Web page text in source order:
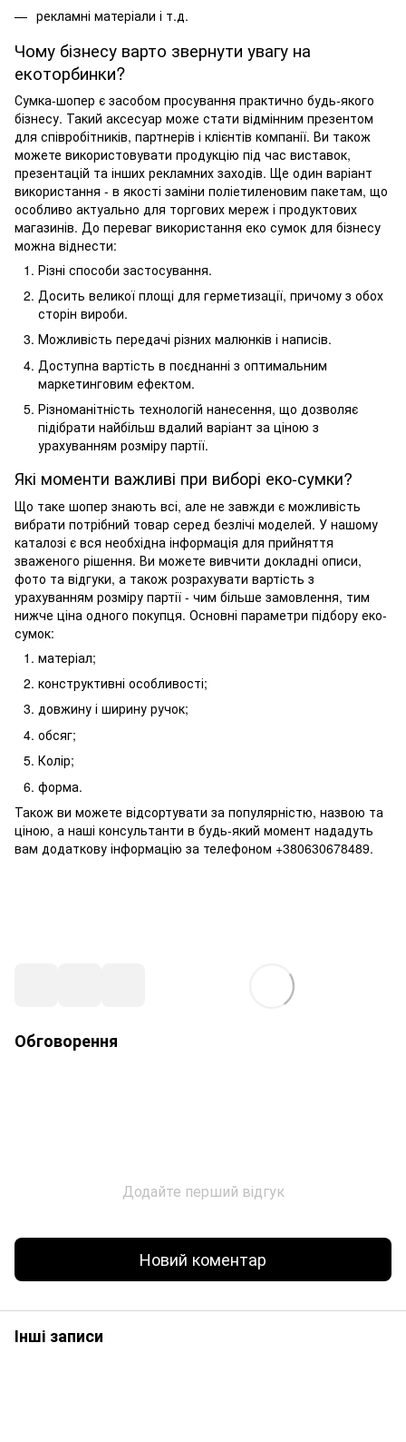
рекламні матеріали і т.д.
Чому бізнесу варто звернути увагу на
екоторбинки?
Сумка-шопер є засобом просування практично будь-якого
бізнесу. Такий аксесуар може стати відмінним презентом
для співробітників, партнерів і клієнтів компанії. Ви також
можете використовувати продукцію під час виставок,
презентацій та інших рекламних заходів. Ще один варіант
використання - в якості заміни поліетиленовим пакетам, що
особливо актуально для торгових мереж і продуктових
магазинів. До переваг використання еко сумок для бізнесу
можна віднести:
Різні способи застосування.
Досить великої площі для герметизації, причому з обох
сторін вироби.
Можливість передачі різних малюнків і написів.
Доступна вартість в поєднанні з оптимальним
маркетинговим ефектом.
Різноманітність технологій нанесення, що дозволяє
підібрати найбільш вдалий варіант за ціною з
урахуванням розміру партії.
Які моменти важливі при виборі еко-сумки?
Що таке шопер знають всі, але не завжди є можливість
вибрати потрібний товар серед безлічі моделей. У нашому
каталозі є вся необхідна інформація для прийняття
зваженого рішення. Ви можете вивчити докладні описи,
фото та відгуки, а також розрахувати вартість з
урахуванням розміру партії - чим більше замовлення, тим
нижче ціна одного покупця. Основні параметри підбору еко-
сумок:
матеріал;
конструктивні особливості;
довжину і ширину ручок;
обсяг;
Колір;
форма.
Також ви можете відсортувати за популярністю, назвою та
ціною, а наші консультанти в будь-який момент нададуть
вам додаткову інформацію за телефоном +380630678489.
Обговорення
Додайте перший відгук
Новий коментар
Інші записи